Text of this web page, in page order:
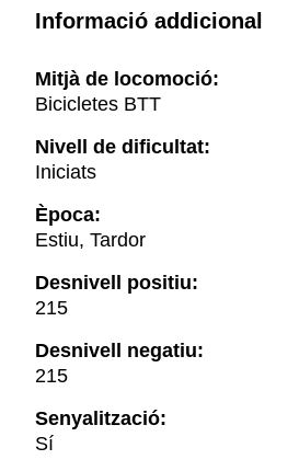
Informació addicional
Mitjà de locomoció:
Bicicletes BTT
Nivell de dificultat:
Iniciats
Època:
Estiu, Tardor
Desnivell positiu:
215
Desnivell negatiu:
215
Senyalització:
Sí